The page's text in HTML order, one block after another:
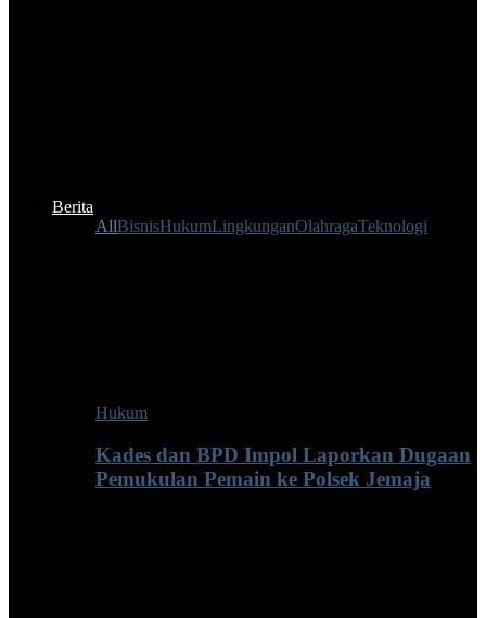
Berita
AllBisnisHukumLingkunganOlahragaTeknologi
Hukum
Kades dan BPD Impol Laporkan Dugaan
Pemukulan Pemain ke Polsek Jemaja